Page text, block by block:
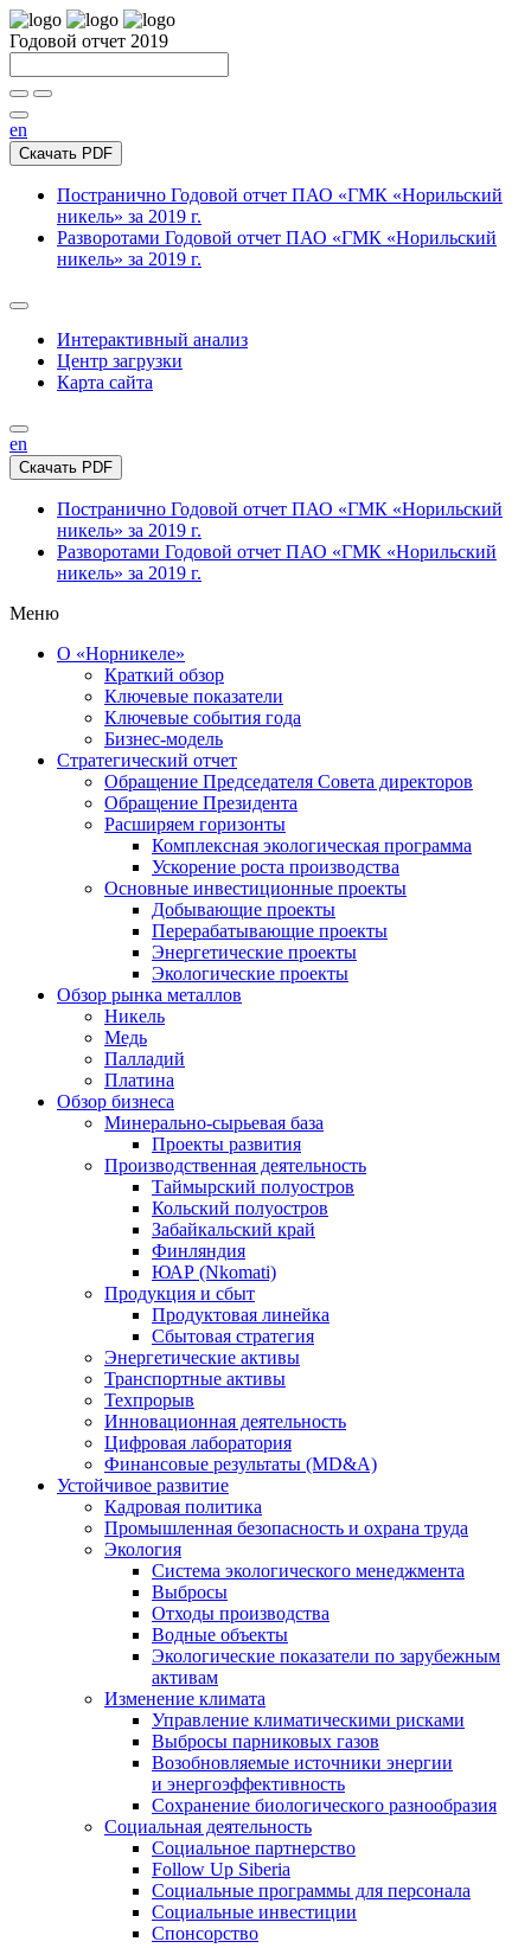
Годовой отчет 2019
en
Скачать PDF
Постранично Годовой отчет ПАО «ГМК «Норильский
никель» за 2019 г.
Разворотами Годовой отчет ПАО «ГМК «Норильский
никель» за 2019 г.
Интерактивный анализ
Центр загрузки
Карта сайта
en
Скачать PDF
Постранично Годовой отчет ПАО «ГМК «Норильский
никель» за 2019 г.
Разворотами Годовой отчет ПАО «ГМК «Норильский
никель» за 2019 г.
Меню
О «Норникеле»
Краткий обзор
Ключевые показатели
Ключевые события года
Бизнес-модель
Стратегический отчет
Обращение Председателя Совета директоров
Обращение Президента
Расширяем горизонты
Комплексная экологическая программа
Ускорение роста производства
Основные инвестиционные проекты
Добывающие проекты
Перерабатывающие проекты
Энергетические проекты
Экологические проекты
Обзор рынка металлов
Никель
Медь
Палладий
Платина
Обзор бизнеса
Минерально-сырьевая база
Проекты развития
Производственная деятельность
Таймырский полуостров
Кольский полуостров
Забайкальский край
Финляндия
ЮАР (Nkomati)
Продукция и сбыт
Продуктовая линейка
Сбытовая стратегия
Энергетические активы
Транспортные активы
Техпрорыв
Инновационная деятельность
Цифровая лаборатория
Финансовые результаты (MD&A)
Устойчивое развитие
Кадровая политика
Промышленная безопасность и охрана труда
Экология
Система экологического менеджмента
Выбросы
Отходы производства
Водные объекты
Экологические показатели по зарубежным
активам
Изменение климата
Управление климатическими рисками
Выбросы парниковых газов
Возобновляемые источники энергии
и энергоэффективность
Сохранение биологического разнообразия
Социальная деятельность
Социальное партнерство
Follow Up Siberia
Социальные программы для персонала
Социальные инвестиции
Спонсорство